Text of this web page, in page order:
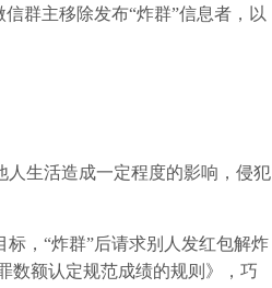
群主移除发布“炸群”信息者，以
生活造成一定程度的影响，侵犯
，“炸群”后请求别人发红包解炸
数额认定规范成绩的规则》，巧